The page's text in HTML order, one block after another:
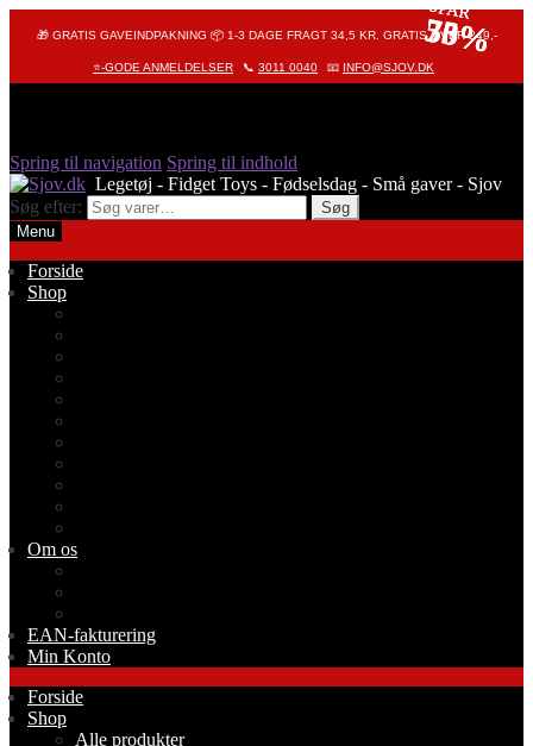
🎁 GRATIS GAVEINDPAKNING 📦 1-3 DAGE FRAGT 34,5 KR. GRATIS OVER 249,-
⭐-GODE ANMELDELSER 📞 3011 0040 📧 INFO@SJOV.DK
Spring til navigation Spring til indhold
Søg efter:
Søg
Menu
Forside
Shop
Om os
EAN-fakturering
Min Konto
Forside
Shop
Alle produkter
SPAR
75%
SPAR
50%
SPAR
33%